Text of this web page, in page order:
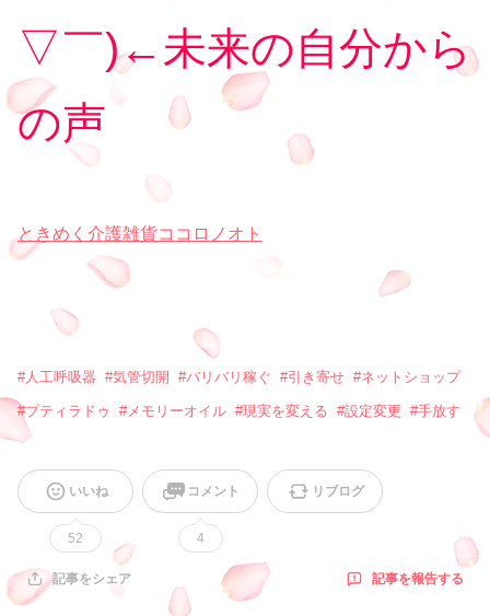
▽￣)←未来の自分から
の声
ときめく介護雑貨ココロノオト
#人工呼吸器 #気管切開 #バリバリ稼ぐ #引き寄せ #ネットショップ
#プティラドゥ #メモリーオイル #現実を変える #設定変更 #手放す
いいね
52
コメント
4
リブログ
記事をシェア 記事を報告する